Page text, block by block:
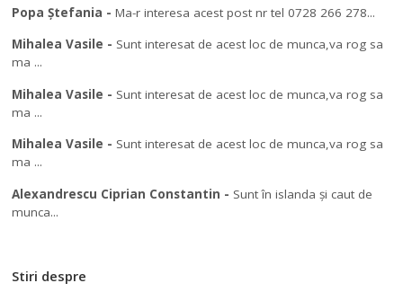
Popa Ștefania -Ma-r interesa acest post nr tel 0728 266 278...
Mihalea Vasile - Sunt interesat de acest loc de munca,va rog sa
ma ...
Mihalea Vasile - Sunt interesat de acest loc de munca,va rog sa
ma ...
Mihalea Vasile - Sunt interesat de acest loc de munca,va rog sa
ma ...
Alexandrescu Ciprian Constantin - Sunt în islanda și caut de
munca...
Stiri despre